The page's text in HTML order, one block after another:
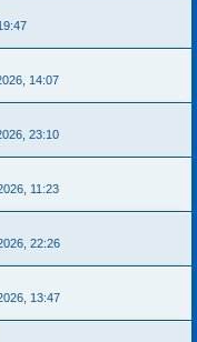
14:07
23:10
11:23
22:26
13:47